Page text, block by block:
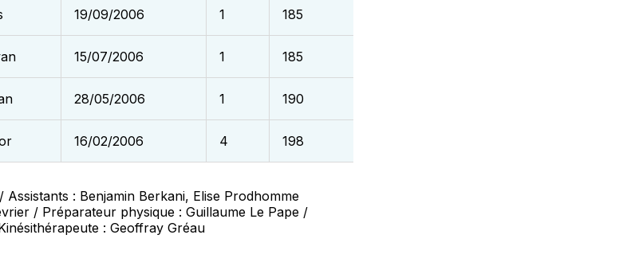
19/09/2006 1 185
15/07/2006 1 185
28/05/2006 1 190
16/02/2006 4 198
: Benjamin Berkani, Elise Prodhomme
/ Préparateur physique : Guillaume Le Pape /
: Geoffray Gréau